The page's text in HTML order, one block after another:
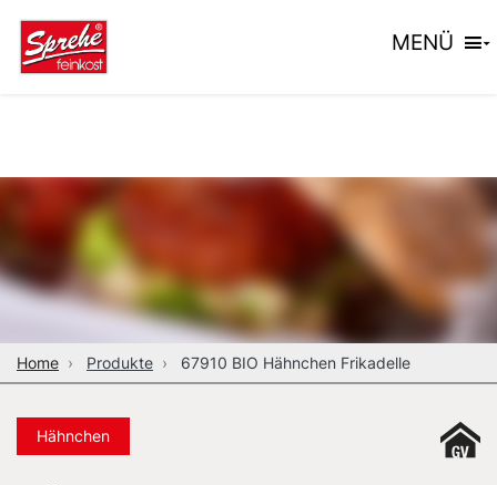
MENÜ
Home Produkte 67910 BIO Hähnchen Frikadelle
Hähnchen